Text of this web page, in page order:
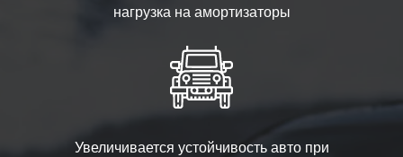
нагрузка на амортизаторы
Увеличивается устойчивость авто при